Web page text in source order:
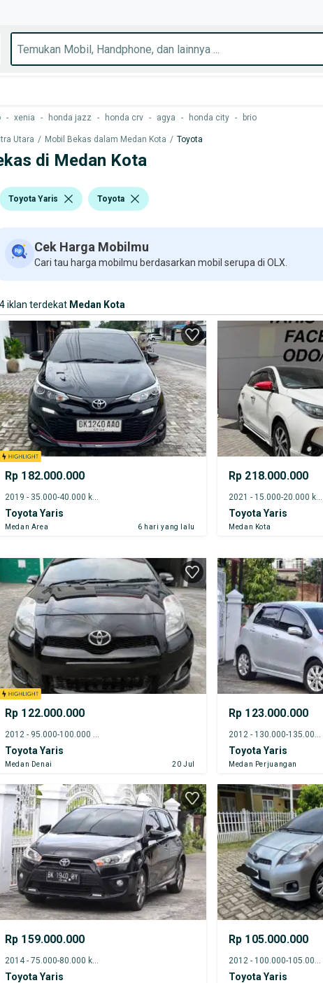
- xenia - honda jazz - honda crv - agya - honda city - brio
Utara / Mobil Bekas dalam Medan Kota / Toyota
di Medan Kota
Toyota Yaris Toyota
Cek Harga Mobilmu
Cari tau harga mobilmu berdasarkan mobil serupa di OLX.
iklan terdekat Medan Kota
Rp 182.000.000
Toyota Yaris
Medan Area 6 hari yang lalu
Rp 218.000.000
2021 - 15.000-20.000 km
Toyota Yaris
Medan Kota
Rp 122.000.000
Toyota Yaris
Medan Denai 20 Jul
Rp 123.000.000
Toyota Yaris
Medan Perjuangan
Rp 159.000.000
Toyota Yaris
Rp 105.000.000
Toyota Yaris